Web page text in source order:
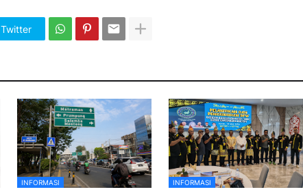
Twitter
INFORMASI INFORMASI